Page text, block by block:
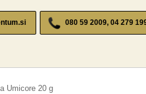
080 59 2009, 04 279
Umicore 20 g